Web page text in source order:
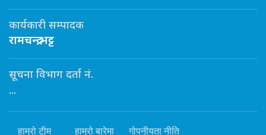
कार्यकारी सम्पादक
रामचन्द्र भट्ट
सूचना विभाग दर्ता नं.
...
हाम्रो टीम हाम्रो बारेमा गोपनीयता नीति